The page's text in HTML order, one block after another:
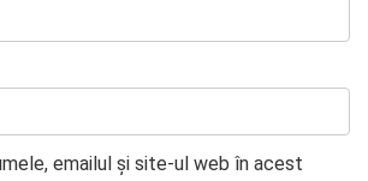
emailul și site-ul web în acest